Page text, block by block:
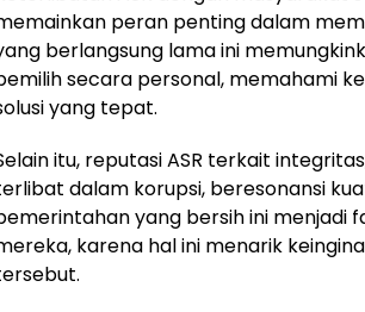
peran penting dalam
berlangsung lama ini
secara personal, memahami
yang tepat.
itu, reputasi ASR terkait
dalam korupsi, beresonansi
yang bersih ini
karena hal ini menarik